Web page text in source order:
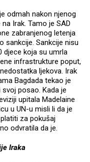
odmah nakon njenog
Irak. Tamo je SAD
zabranjenog letenja
sankcije. Sankcije nisu
djece koja su umrla
infrastrukture poput,
ljekova. Irak
Bagdada tekao je
posao. Kada je
upitala Madelaine
u UN-u misli li da je
za pokušaj
odvratila da je.
Iraka